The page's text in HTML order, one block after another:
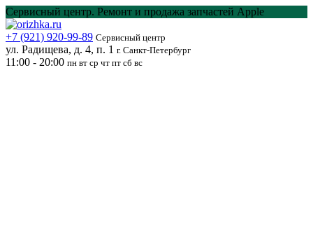
Перейти
к
содержанию
Сервисный центр. Ремонт и продажа запчастей Apple
+7 (921) 920-99-89 Сервисный центр
ул. Радищева, д. 4, п. 1 г. Санкт-Петербург
11:00 - 20:00 пн вт ср чт пт сб вс